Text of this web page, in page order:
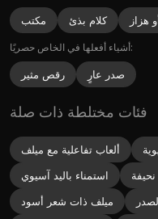
مكتب كلام بذئ هزاز
أشياء أفعلها في الخاص حصريًا:
رقص مثير صدر عارٍ
فئات مختلطة ذات صلة
ألعاب تفاعلية مع ميلف
استمناء باليد آسيوي
ميلف ذات شعر أسود